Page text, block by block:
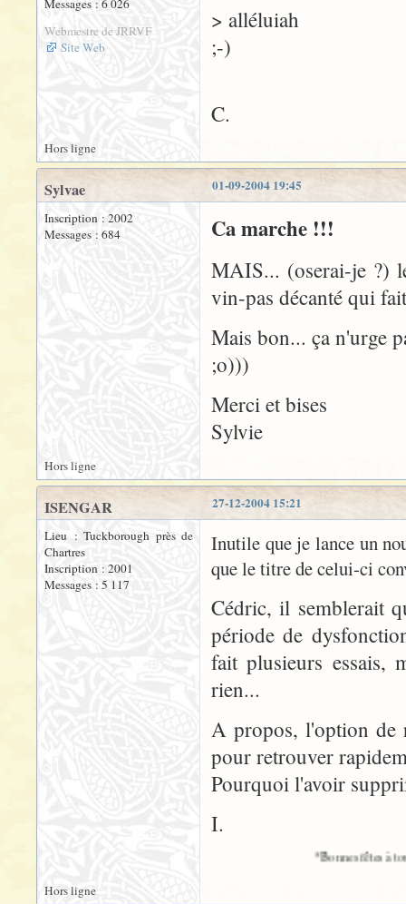
Messages : 6 026
Webmestre de JRRVF
Site Web
> alléluiah
;-)
C.
Hors ligne
01-09-2004 19:45
Sylvae
Inscription : 2002
Messages : 684
Ca marche !!!
MAIS... (oserai-je ?)
vin-pas décanté qui
Mais bon... ça n'urge
;o)))
Merci et bises
Sylvie
Hors ligne
27-12-2004 15:21
ISENGAR
Lieu : Tuckborough près de
Chartres
Inscription : 2001
Messages : 5 117
Inutile que je lance un
que le titre de celui-ci
Cédric, il semblerait
période de
fait plusieurs essais,
rien...
A propos, l'option de
pour retrouver
Pourquoi l'avoir
I.
*Bonnes fêtes à toutes et à tous !*
Hors ligne